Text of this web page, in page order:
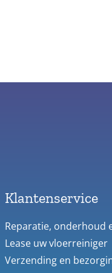
Klantenservice
Reparatie, onderhoud
Lease uw vloerreiniger
Verzending en